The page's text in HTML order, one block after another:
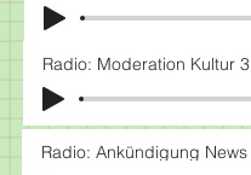
Radio: Moderation Kultur 3
Radio: Ankündigung News